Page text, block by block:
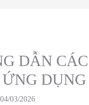
DẪN
04/03/2026